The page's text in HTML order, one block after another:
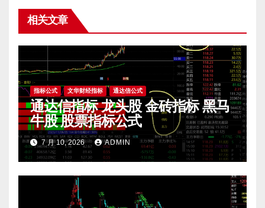
相关文章
指标公式 文华财经指标 通达信公式
通达信指标 龙头股 金砖指标 黑马
牛股 股票指标公式
7 月 10, 2026 ADMIN